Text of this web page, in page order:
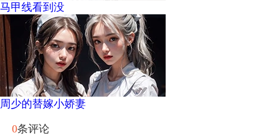
马甲线看到没
周少的替嫁小娇妻
0条评论